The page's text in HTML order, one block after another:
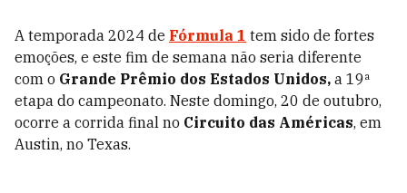
A temporada 2024 de Fórmula 1 tem sido de fortes
emoções, e este fim de semana não seria diferente
com o Grande Prêmio dos Estados Unidos, a 19ª
etapa do campeonato. Neste domingo, 20 de outubro,
ocorre a corrida final no Circuito das Américas, em
Austin, no Texas.